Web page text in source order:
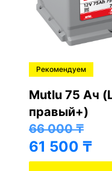
Рекомендуем
Mutlu 75 Ач
правый+)
66 000₸
61 500 ₸